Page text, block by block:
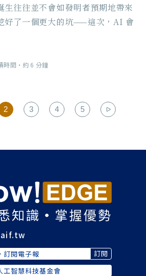
生往往並不會如發明者預期地帶來
好了一個更大的坑——這次，AI 會
時間‧約 6 分鐘
2 3 4 5
工智慧科技基金會